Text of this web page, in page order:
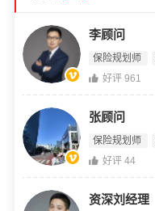
李顾问
保险规划师
好评 961
张顾问
保险规划师
好评 44
资深刘经理